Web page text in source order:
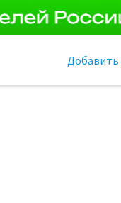
Добавить